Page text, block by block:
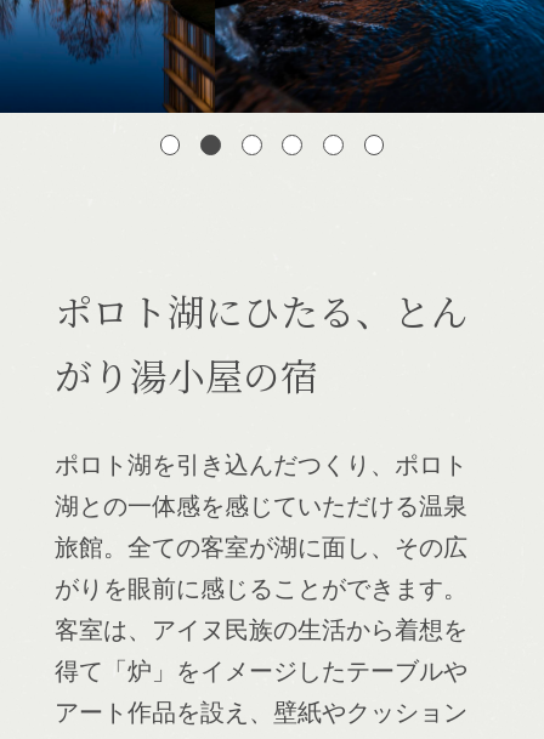
ポロト湖にひたる、とん
がり湯小屋の宿
ポロト湖を引き込んだつくり、ポロト
湖との一体感を感じていただける温泉
旅館。全ての客室が湖に面し、その広
がりを眼前に感じることができます。
客室は、アイヌ民族の生活から着想を
得て「炉」をイメージしたテーブルや
アート作品を設え、壁紙やクッション